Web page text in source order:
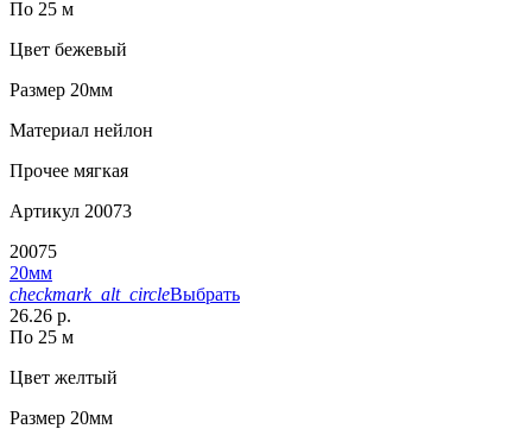
По 25 м
Цвет бежевый
Размер 20мм
Материал нейлон
Прочее мягкая
Артикул 20073
20075
20мм
checkmark_alt_circleВыбрать
26.26 р.
По 25 м
Цвет желтый
Размер 20мм